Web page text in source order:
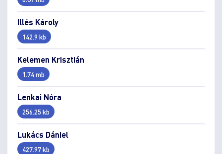
Illés Károly
142.9 kb
Kelemen Krisztián
1.74 mb
Lenkai Nóra
256.25 kb
Lukács Dániel
427.97 kb